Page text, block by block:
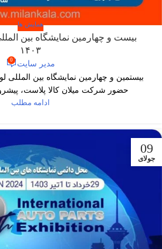
همایش ها
بیست و چهارمین نمایشگاه بین
۱۴۰۳
مدیر سایت 0
حضور شرکت میلان کالا پلاست،
ادامه مطلب
09
جولای